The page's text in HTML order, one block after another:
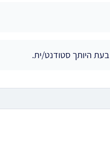
היותך סטודנט/ית.